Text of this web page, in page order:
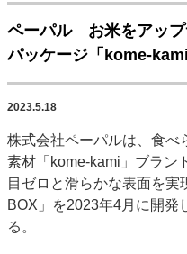
TOP
新着記事 特集記
インタビュー
コレクシ
SDGs・地域
ポストプレス
市場・統計
人事・移転・異動・
特集記事カテゴリー一覧
ペーパル お米をアップ
パッケージ「kome-
2023.5.18
株式会社ペーパルは、食べ
素材「kome-kami」ブラン
目ゼロと滑らかな表面を
BOX」を2023年4月に開発
る。